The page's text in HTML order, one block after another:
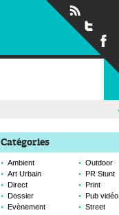
Catégories
Ambient
Art Urbain
Direct
Dossier
Evènement
Outdoor
PR Stunt
Print
Pub vidéo
Street